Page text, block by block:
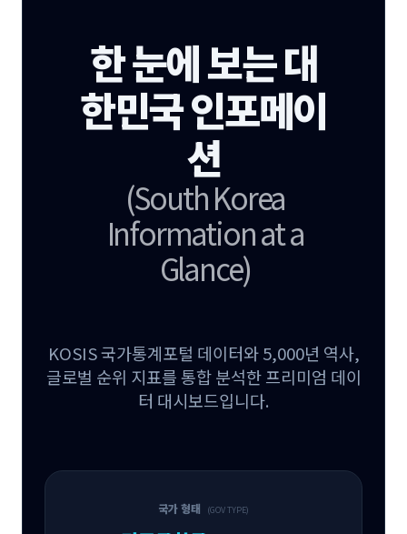
한 눈에 보는 대
한민국 인포메이
션
(South Korea
Information at a
Glance)
KOSIS 국가통계포털 데이터와 5,000년 역사,
글로벌 순위 지표를 통합 분석한 프리미엄 데이
터 대시보드입니다.
국가 형태 (GOV TYPE)